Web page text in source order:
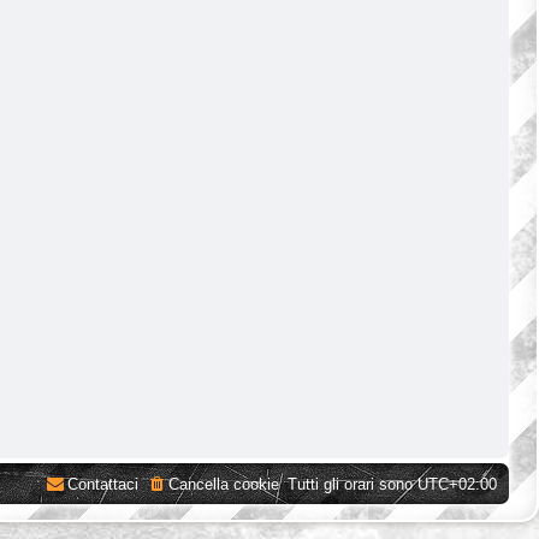
Tutti gli orari sonoUTC+02:00
Cancella cookie
Contattaci